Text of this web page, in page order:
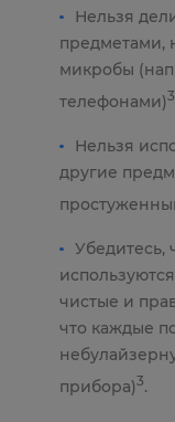
Нельзя
предметами,
микробы
телефонами)3
Нельзя
другие
Убедитесь,
чистые и
что каждые
прибора)3.